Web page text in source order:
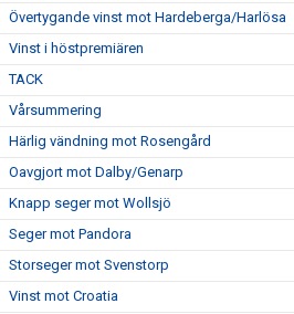
Övertygande vinst mot Hardeberga/Harlösa
Vinst i höstpremiären
TACK
Vårsummering
Härlig vändning mot Rosengård
Oavgjort mot Dalby/Genarp
Knapp seger mot Wollsjö
Seger mot Pandora
Storseger mot Svenstorp
Vinst mot Croatia